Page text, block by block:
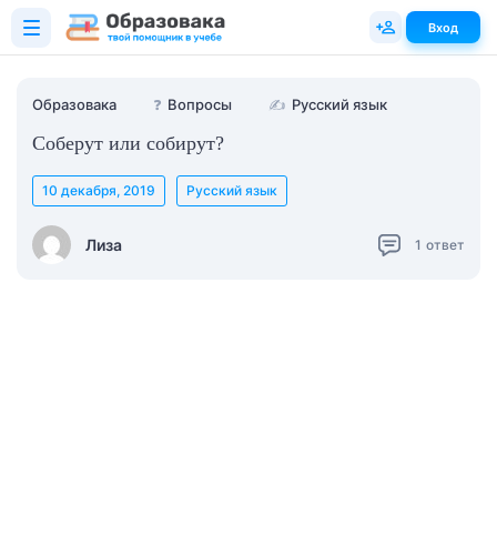
Образовака ❓ Вопросы ✍ Русский язык
Соберут или собирут?
Лиза
10 декабря, 2019 Русский язык
1 ответ
Вход